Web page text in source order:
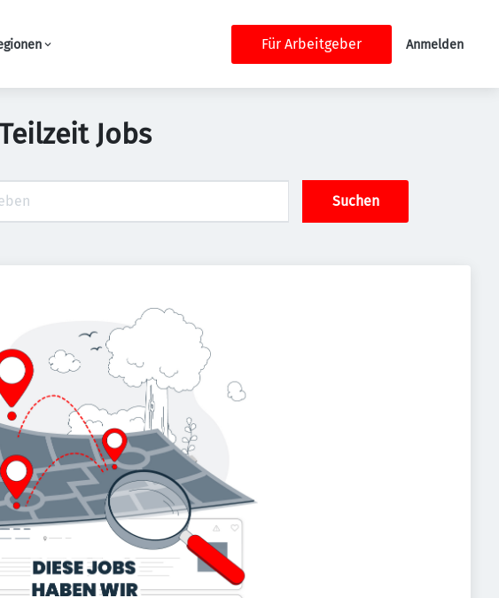
Für Arbeitgeber Anmelden
Jobs
Suchen